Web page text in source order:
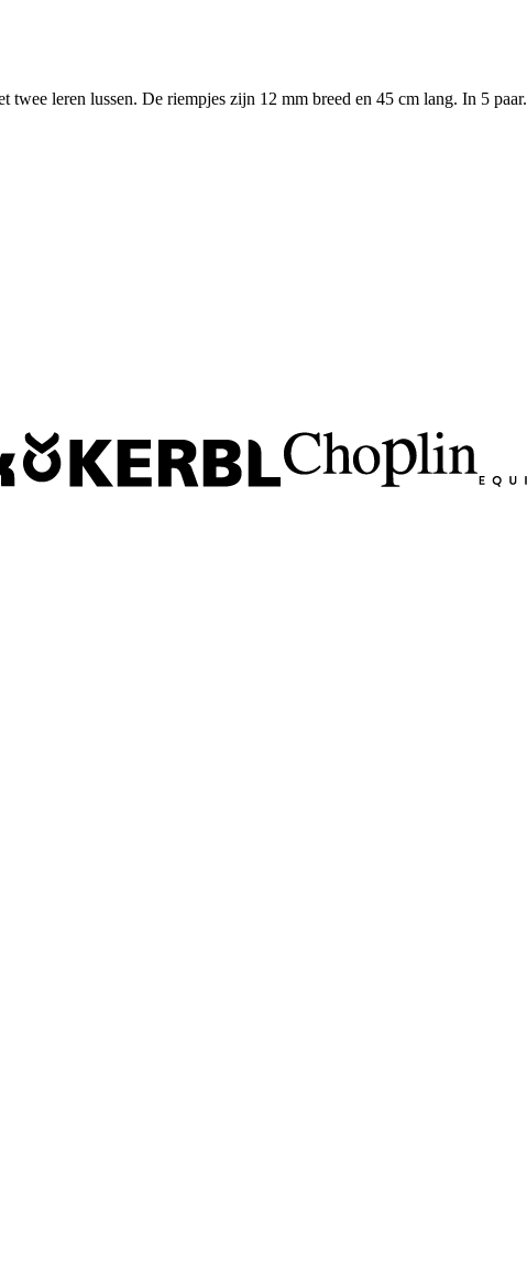
leren lussen. De riempjes zijn 12 mm breed en 45 cm lang. In 5 paar.